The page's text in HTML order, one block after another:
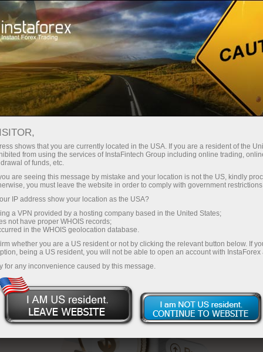
InstaForex
กับ InstaForex คุณจะได้รับเงื่อนไขที่
สูงสุด 1:5000 สเปรดและค่า
คอมมิชชั่นที่ดีที่สุดในตลาด รวมถึง
เงื่อนไขที่เหมาะสมสำหรับการเทรด
หุ้นและดัชนี
InstaForex ทุกคนสามารถรับโบนัส
สูงสุด 30% จากยอดฝาก และใช้
ประโยชน์จากโปรโมชั่นและข้อเสนอ
พิเศษอื่น ๆ
สเปรดต่ำมาก — กำไรสูง
โบนัส 30%
สำหรับทุกการฝาก
ความเร็ว
ในการเทรดและบนทางหลวง
แจ็กพอตของขวัญส่วนตัวของคุณ
ฝากเงินจำนวน $333 — เลือกของขวัญมูลค่าสูงสุด
$1,500
เทรดแบบไร้ความเสี่ยง — เรารับประกัน
กำไรของคุณ
shows that you are currently located in the USA. If you are a resident of the
from using the services of InstaFintech Group including online trading,
of funds, etc.
are seeing this message by mistake and your location is not the US, kindly
you must leave the website in order to comply with government
IP address show your location as the USA?
a VPN provided by a hosting company based in the United States;
not have proper WHOIS records;
in the WHOIS geolocation database.
whether you are a US resident or not by clicking the relevant button below. If
being a US resident, you will not be able to open an account with InstaForex
for any inconvenience caused by this message.